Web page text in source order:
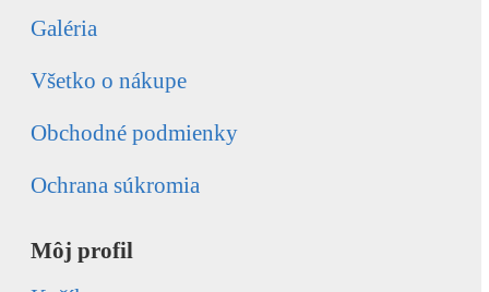
Galéria
Všetko o nákupe
Obchodné podmienky
Ochrana súkromia
Môj profil